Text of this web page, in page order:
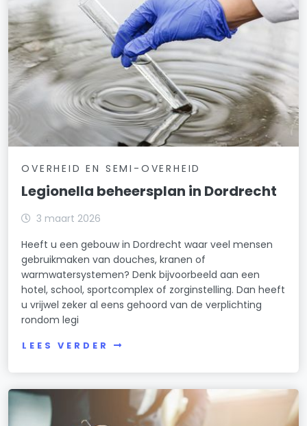
OVERHEID EN SEMI-OVERHEID
Legionella beheersplan in Dordrecht
3 maart 2026
Heeft u een gebouw in Dordrecht waar veel mensen
gebruikmaken van douches, kranen of
warmwatersystemen? Denk bijvoorbeeld aan een
hotel, school, sportcomplex of zorginstelling. Dan heeft
u vrijwel zeker al eens gehoord van de verplichting
rondom legi
LEES VERDER